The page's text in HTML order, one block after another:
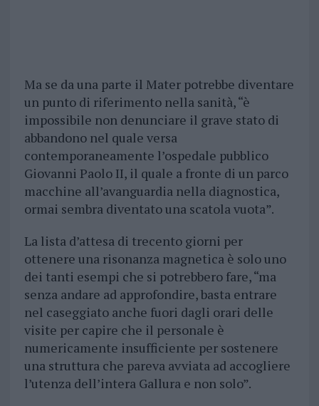
Ma se da una parte il Mater potrebbe diventare
un punto di riferimento nella sanità, “è
impossibile non denunciare il grave stato di
abbandono nel quale versa
contemporaneamente l’ospedale pubblico
Giovanni Paolo II, il quale a fronte di un parco
macchine all’avanguardia nella diagnostica,
ormai sembra diventato una scatola vuota”.
La lista d’attesa di trecento giorni per
ottenere una risonanza magnetica è solo uno
dei tanti esempi che si potrebbero fare, “ma
senza andare ad approfondire, basta entrare
nel caseggiato anche fuori dagli orari delle
visite per capire che il personale è
numericamente insufficiente per sostenere
una struttura che pareva avviata ad accogliere
l’utenza dell’intera Gallura e non solo”.